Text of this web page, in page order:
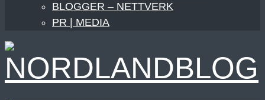
BLOGGER – NETTVERK
PR | MEDIA